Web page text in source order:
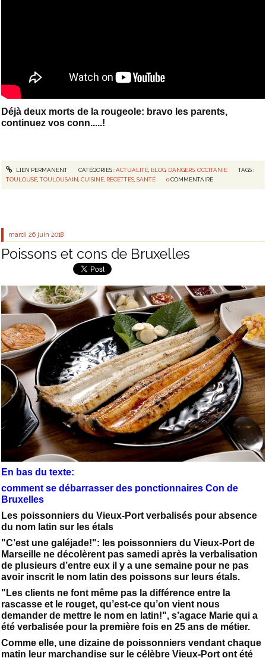
Déjà deux morts de la rougeole: bravo les parents,
continuez vos conn.....!
LIEN PERMANENT CATÉGORIES :ACTUALITÉ, BLOG, DANGERS, OCCITANIE
TAGS :
TOULOUSE ,TOULOUSAIN ,CUISINE RECETTES ,SANTÉ 0 COMMENTAIRE
mardi 26 juin 2018
Poissons et cons de Bruxelles
En bas du texte:
comment se débarrasser des ponctionnaires Con de
Bruxelles
Les poissonniers du Vieux-Port verbalisés pour absence
du nom latin sur les étals
"C’est une galéjade!": les poissonniers du Vieux-Port de
Marseille ne décolèrent pas samedi après la verbalisation
de plusieurs d’entre eux il y a une semaine pour ne pas
avoir inscrit le nom latin des poissons sur leurs étals.
"Les clients ne font même pas la différence entre la
rascasse et le rouget, qu’est-ce qu’on vient nous
demander de mettre le nom en latin!", s’agace Marie qui a
été verbalisée pour la première fois en 25 ans de métier.
Comme elle, une dizaine de poissonniers vendant chaque
matin leur marchandise sur le célèbre Vieux-Port ont été